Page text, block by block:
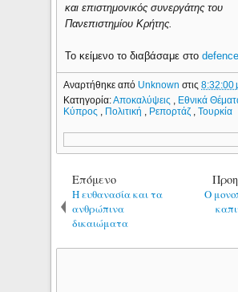
και επιστημονικός συνεργάτης του
Πανεπιστημίου Κρήτης.
Το κείμενο το διαβάσαμε στο
Αναρτήθηκε από Unknownστις8:32:00
Κατηγορία:Αποκαλύψεις Εθνικά
Κύπρος
Πολιτική Ρεπορτάζ ,Τουρκία
Επόμενο
Η ευθανασία και τα
ανθρώπινα
δικαιώματα
Ο